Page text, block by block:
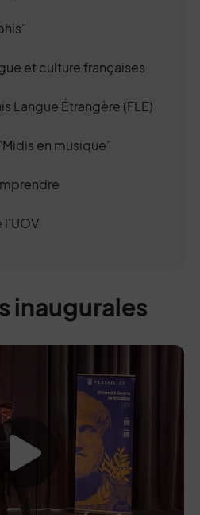
et culture françaises
Langue Étrangère (FLE)
en musique"
l'UOV
inaugurales
Lancer la